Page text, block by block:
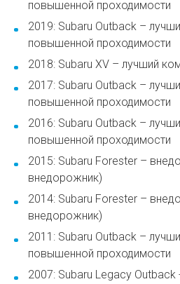
повышенной проходимости
2019: Subaru Outback –
повышенной проходимости
2018: Subaru XV – лучший
2017: Subaru Outback –
повышенной проходимости
2016: Subaru Outback –
повышенной проходимости
2015: Subaru Forester –
внедорожник)
2014: Subaru Forester –
внедорожник)
2011: Subaru Outback –
повышенной проходимости
2007: Subaru Legacy Outback